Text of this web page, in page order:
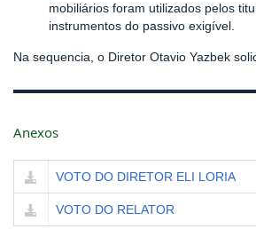
mobiliários foram utilizados pelos
instrumentos do passivo exigível.
Na sequencia, o Diretor Otavio Yazbek
Anexos
VOTO DO DIRETOR ELI LORIA
VOTO DO RELATOR